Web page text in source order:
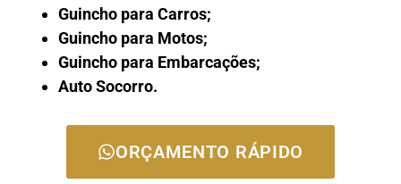
Guincho para Carros;
Guincho para Motos;
Guincho para Embarcações;
Auto Socorro.
ORÇAMENTO RÁPIDO